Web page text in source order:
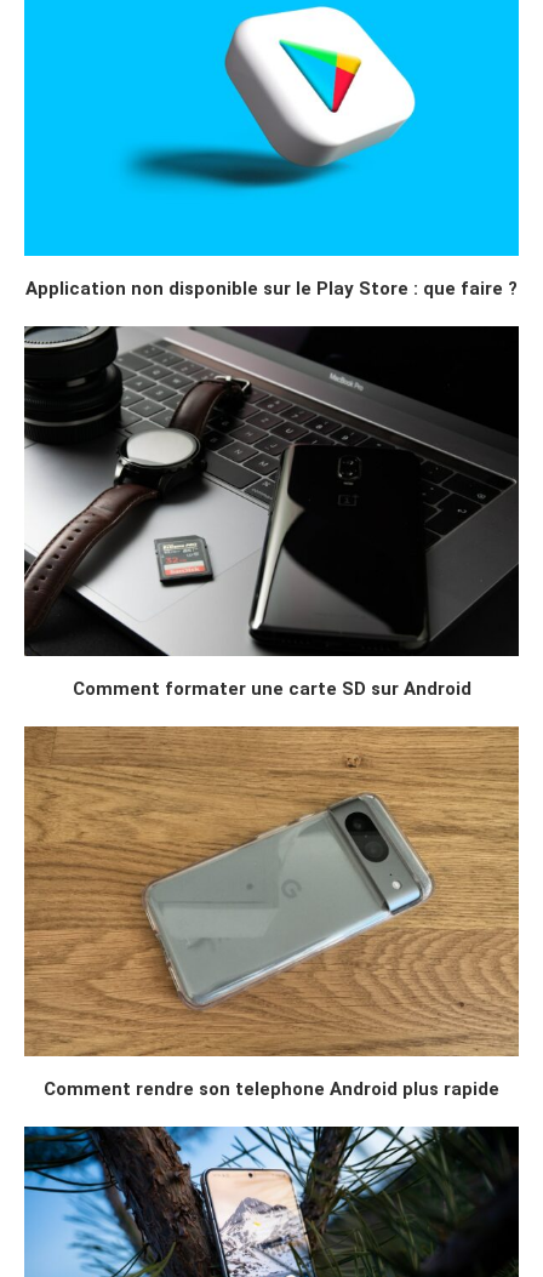
Application non disponible sur le Play Store : que faire ?
Comment formater une carte SD sur Android
Comment rendre son telephone Android plus rapide